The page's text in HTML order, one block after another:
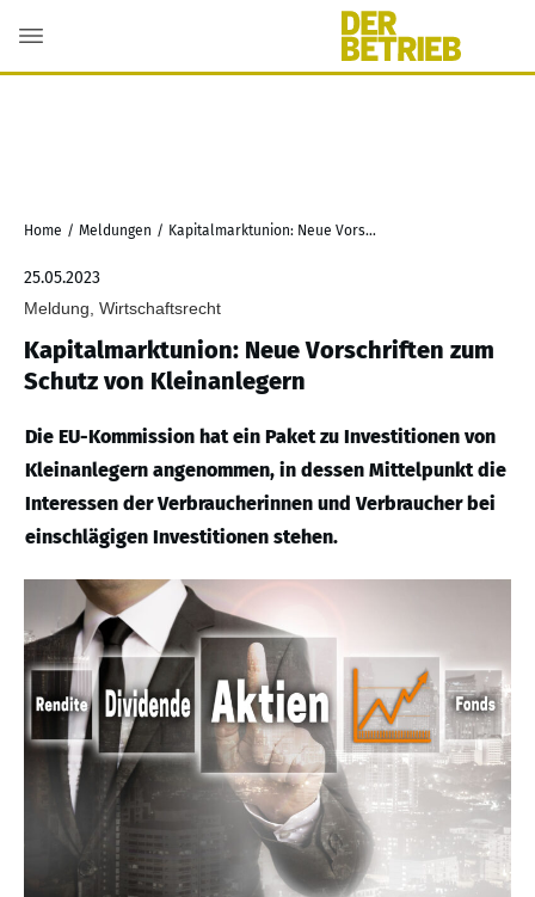
Home / Meldungen / Kapitalmarktunion: Neue Vorschriften zum Schutz von Kleinanlegern
25.05.2023
Meldung, Wirtschaftsrecht
Kapitalmarktunion: Neue Vorschriften zum
Schutz von Kleinanlegern
Die EU-Kommission hat ein Paket zu Investitionen von
Kleinanlegern angenommen, in dessen Mittelpunkt die
Interessen der Verbraucherinnen und Verbraucher bei
einschlägigen Investitionen stehen.